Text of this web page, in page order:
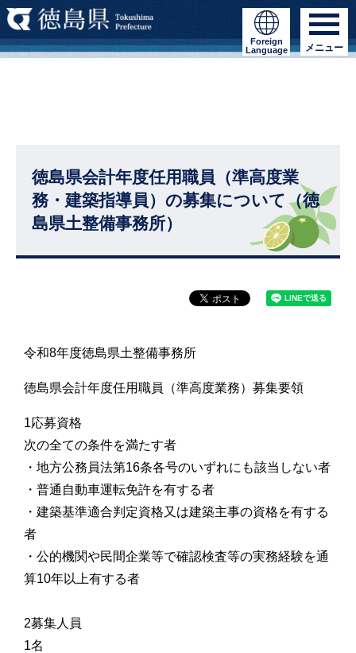
Foreign
Language
メニュー
徳島県会計年度任用職員（準高度業
務・建築指導員）の募集について（徳
島県土整備事務所）
令和8年度徳島県土整備事務所
徳島県会計年度任用職員（準高度業務）募集要領
1応募資格
次の全ての条件を満たす者
・地方公務員法第16条各号のいずれにも該当しない者
・普通自動車運転免許を有する者
・建築基準適合判定資格又は建築主事の資格を有する
者
・公的機関や民間企業等で確認検査等の実務経験を通
算10年以上有する者
2募集人員
1名